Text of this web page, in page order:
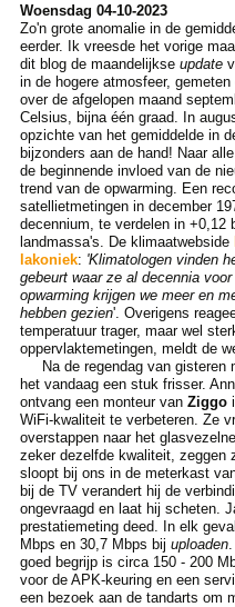
Woensdag 04-10-2023
Zo'n grote anomalie in de
eerder. Ik vreesde het vorige
dit blog de maandelijkse update
in de hogere atmosfeer,
over de afgelopen maand
Celsius, bijna één graad. In
opzichte van het gemiddelde in
bijzonders aan de hand! Naar
de beginnende invloed van de
trend van de opwarming. Een
satellietmetingen in december
decennium, te verdelen in +0,12
landmassa's. De klimaatwebside
lakoniek: 'Klimatologen vinden
gebeurt waar ze al decennia
opwarming krijgen we meer en
hebben gezien'. Overigens
temperatuur trager, maar wel
oppervlaktemetingen, meldt de
Na de regendag van gisteren
het vandaag een stuk frisser.
ontvang een monteur van Ziggo
WiFi-kwaliteit te verbeteren. Ze
overstappen naar het
zeker dezelfde kwaliteit, zeggen
sloopt bij ons in de meterkast
bij de TV verandert hij de
ongevraagd en laat hij scheten.
prestatiemeting deed. In elk
Mbps en 30,7 Mbps bij uploaden.
goed begrijp is circa 150 - 200
voor de APK-keuring en een
een bezoek aan de tandarts om